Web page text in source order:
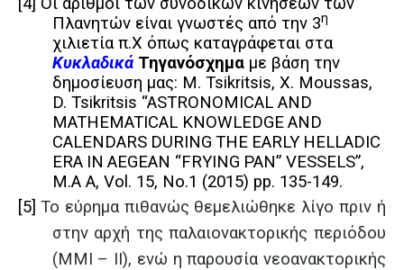
Πλανητών είναι γνωστές από την 3η
χιλιετία π.Χ όπως καταγράφεται στα
Κυκλαδικά Τηγανόσχημαμε βάση την
δημοσίευση μας: M. Tsikritsis, X. Moussas,
D. Tsikritsis “ASTRONOMICAL AND
MATHEMATICAL KNOWLEDGEAND
CALENDARS DURING THE EARLY HELLADIC
ERA IN AEGEAN “FRYING PAN” VESSELS”,
M.Α A, Vol . 15, No.1 (2015) pp. 135-149.
[5] Το εύρημα πιθανώς θεμελιώθηκε λίγο πριν ή
στην αρχή της παλαιονακτορικής περιόδου
(ΜΜΙ – ΙΙ), ενώ η παρουσία νεοανακτορικής